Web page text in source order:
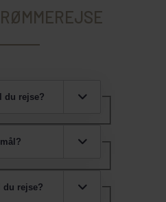
du rejse?
du rejse?